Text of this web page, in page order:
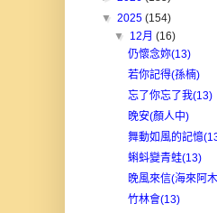
▼ 2025 (154)
▼ 12月(16)
仍懷念妳(13)
若你記得(孫楠)
忘了你忘了我(13)
晚安(顏人中)
舞動如風的記憶
蝌蚪變青蛙(13)
晚風來信(海來阿
竹林會(13)